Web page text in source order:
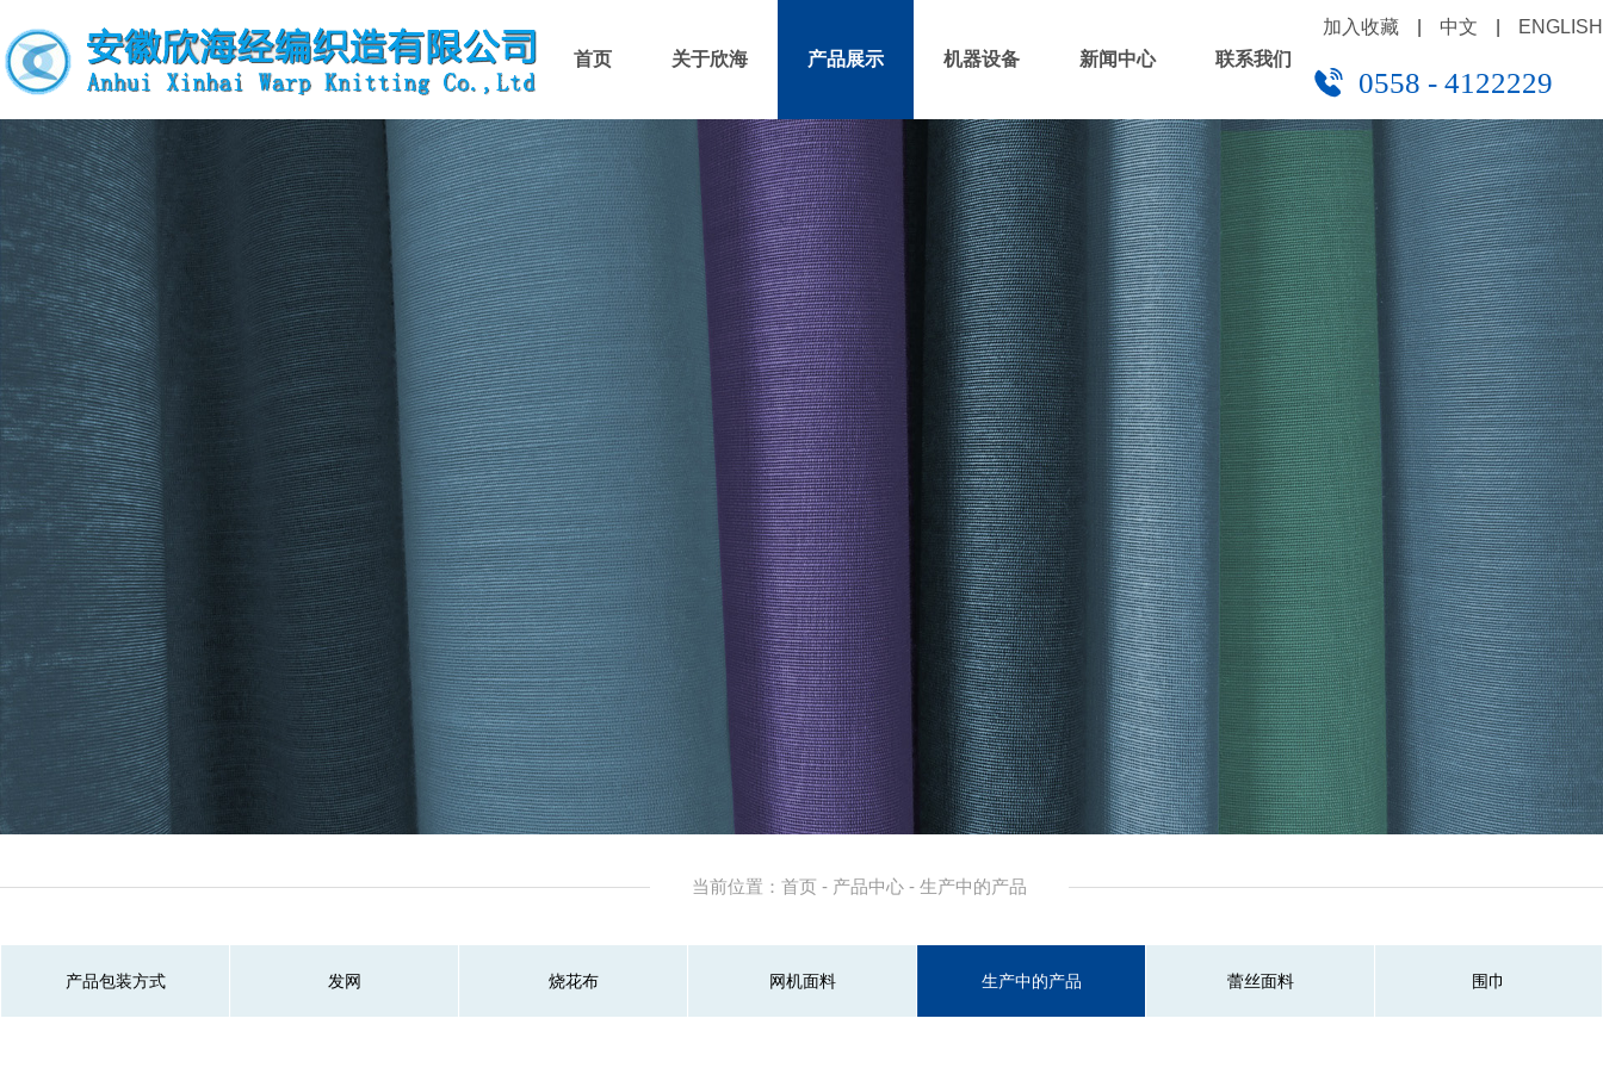
首页 关于欣海 产品展示 机器设备 新闻中心 联系我们
加入收藏 中文 ENGLISH
0558 - 4122229
当前位置：首页 - 产品中心 - 生产中的产品
产品包装方式 发网 烧花布 网机面料 生产中的产品 蕾丝面料 围巾